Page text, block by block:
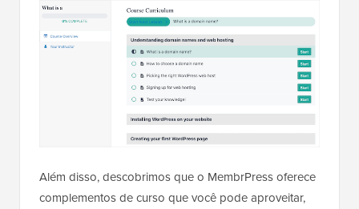
Além disso, descobrimos que o MembrPress oferece
complementos de curso que você pode aproveitar,